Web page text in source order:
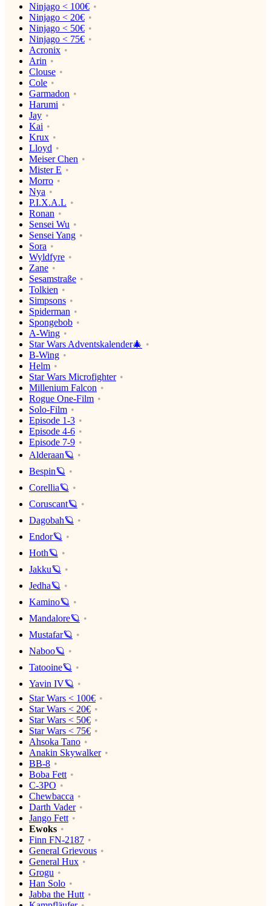
Ninjago < 100€
Ninjago < 20€
Ninjago < 50€
Ninjago < 75€
Acronix
Arin
Clouse
Cole
Garmadon
Harumi
Jay
Kai
Krux
Lloyd
Meiser Chen
Mister E
Morro
Nya
P.I.X.A.L
Ronan
Sensei Wu
Sensei Yang
Sora
Wyldfyre
Zane
Sesamstraße
Tolkien
Simpsons
Spiderman
Spongebob
A-Wing
Star Wars Adventskalender🎄
B-Wing
Helm
Star Wars Microfighter
Millenium Falcon
Rogue One-Film
Solo-Film
Episode 1-3
Episode 4-6
Episode 7-9
Alderaan🪐
Bespin🪐
Corellia🪐
Coruscant🪐
Dagobah🪐
Endor🪐
Hoth🪐
Jakku🪐
Jedha🪐
Kamino🪐
Mandalore🪐
Mustafar🪐
Naboo🪐
Tatooine🪐
Yavin IV🪐
Star Wars < 100€
Star Wars < 20€
Star Wars < 50€
Star Wars < 75€
Ahsoka Tano
Anakin Skywalker
BB-8
Boba Fett
C-3PO
Chewbacca
Darth Vader
Jango Fett
Ewoks
Finn FN-2187
General Grievous
General Hux
Grogu
Han Solo
Jabba the Hutt